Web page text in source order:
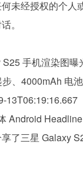
未经授权的个人
。
手机渲染图曝
、4000mAh 电池
13T06:19:16.667
Android
了三星 Galaxy